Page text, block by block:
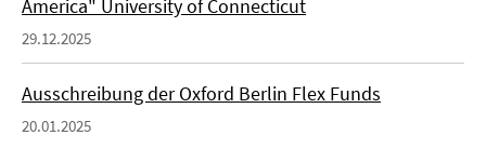
America" University of Connecticut
29.12.2025
Ausschreibung der Oxford Berlin Flex Funds
20.01.2025